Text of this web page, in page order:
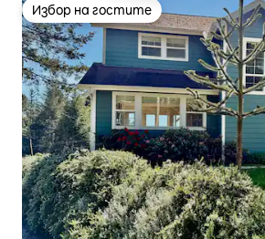
Избор на гостите
Избор на гостите